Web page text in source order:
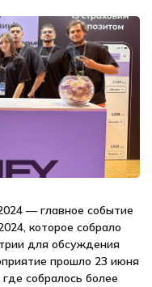
— главное событие
которое собрало
для обсуждения
прошло 23 июня
собралось более